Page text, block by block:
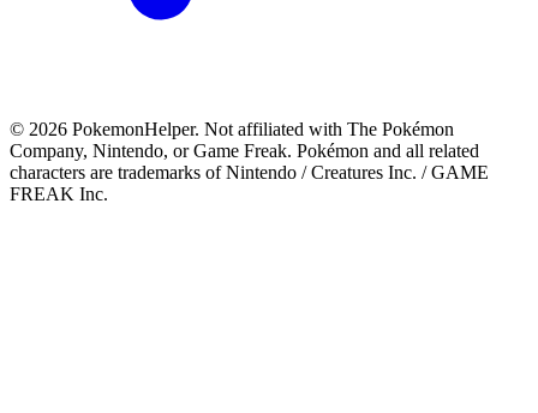
© 2026 PokemonHelper. Not affiliated with The Pokémon
Company, Nintendo, or Game Freak. Pokémon and all related
characters are trademarks of Nintendo / Creatures Inc. / GAME
FREAK Inc.